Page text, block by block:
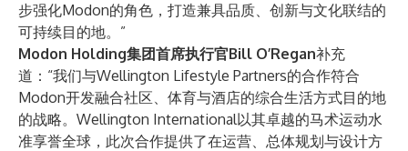
步强化Modon的角色，打造兼具品质、创新与文化联结的
可持续目的地。”
Modon Holding集团首席执行官Bill O’Regan补充
道：“我们与Wellington Lifestyle Partners的合作符合
Modon开发融合社区、体育与酒店的综合生活方式目的地
的战略。Wellington International以其卓越的马术运动水
准享誉全球，此次合作提供了在运营、总体规划与设计方